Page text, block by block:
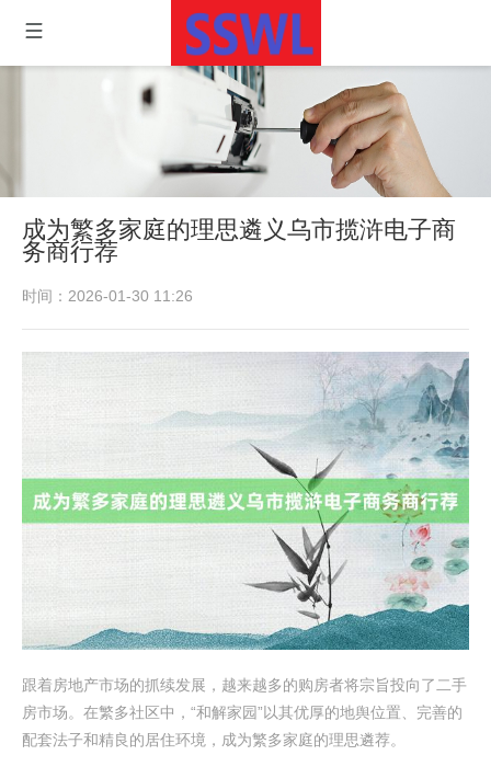
成为繁多家庭的理思遴义乌市揽浒电子商
务商行荐
时间：2026-01-30 11:26
跟着房地产市场的抓续发展，越来越多的购房者将宗旨投向了二手
房市场。在繁多社区中，“和解家园”以其优厚的地舆位置、完善的
配套法子和精良的居住环境，成为繁多家庭的理思遴荐。